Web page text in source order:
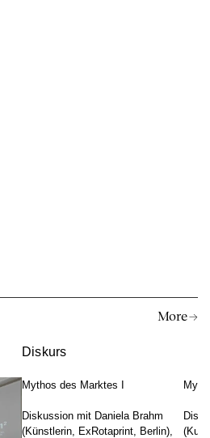
More →
Diskurs
Mythos des Marktes I
Diskussion mit Daniela Brahm
(Künstlerin, ExRotaprint, Berlin),